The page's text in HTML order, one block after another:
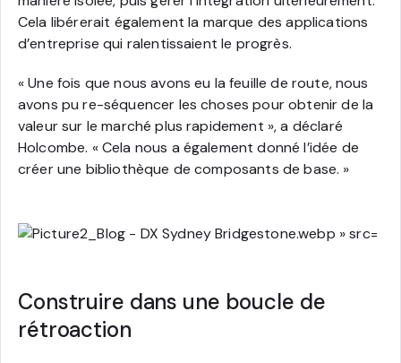
Cela libérerait également la marque des applications
d’entreprise qui ralentissaient le progrès.
« Une fois que nous avons eu la feuille de route, nous
avons pu re-séquencer les choses pour obtenir de la
valeur sur le marché plus rapidement », a déclaré
Holcombe. « Cela nous a également donné l’idée de
créer une bibliothèque de composants de base. »
Construire dans une boucle de
rétroaction